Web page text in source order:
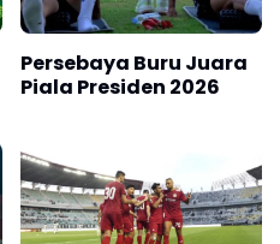
Persebaya Buru Juara
Piala Presiden 2026